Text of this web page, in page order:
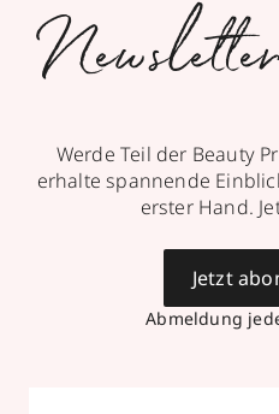
Newsletter
Werde Teil der Beauty
erhalte spannende
erster Hand.
Abmeldung
Jetzt